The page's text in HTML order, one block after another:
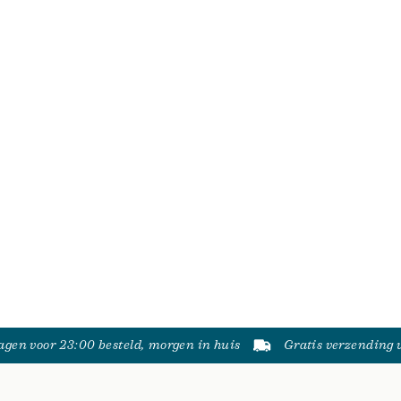
voor 23:00 besteld, morgen in huis Gratis verzending